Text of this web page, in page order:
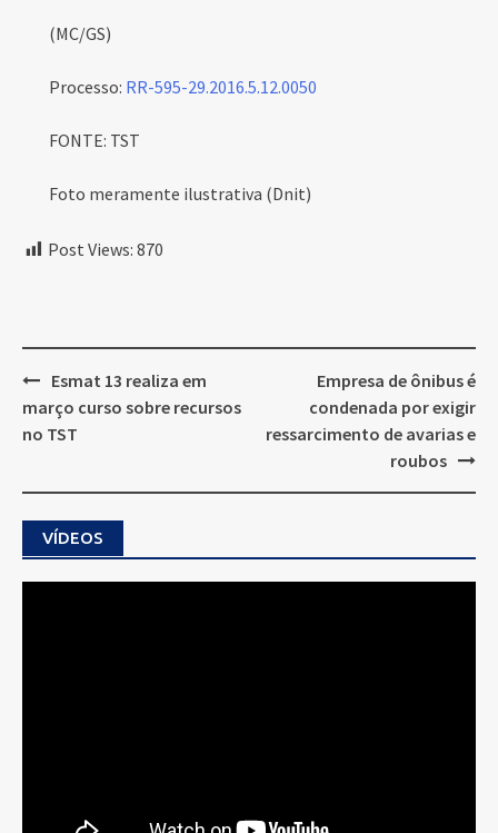
(MC/GS)
Processo: RR-595-29.2016.5.12.0050
FONTE: TST
Foto meramente ilustrativa (Dnit)
Post Views: 870
Post
navigation
Esmat 13 realiza em
março curso sobre recursos
no TST
Empresa de ônibus é
condenada por exigir
ressarcimento de avarias e
roubos
VÍDEOS